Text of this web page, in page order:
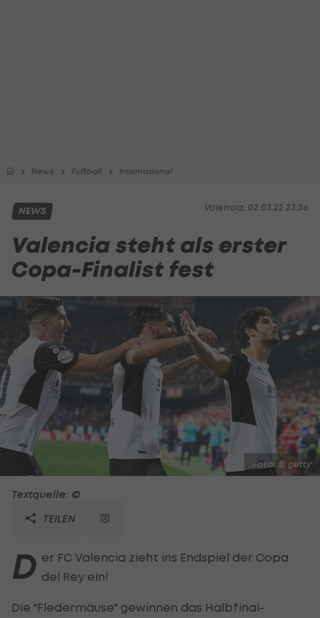
News Fußball International
Valencia, 02.03.22 23:36
NEWS
Valencia steht als erster
Copa-Finalist fest
Foto: © getty
Textquelle: ©
TEILEN
D er FC Valencia zieht ins Endspiel der Copa
del Rey ein!
Die "Fledermäuse" gewinnen das Halbfinal-